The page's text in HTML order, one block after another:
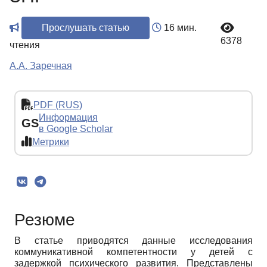
Прослушать статью
16 мин.
чтения
6378
А.А. Заречная
PDF (RUS)
GSИнформация
в Google Scholar
Метрики
Резюме
В статье приводятся данные исследования
коммуникативной компетентности у детей с
задержкой психического развития. Представлены